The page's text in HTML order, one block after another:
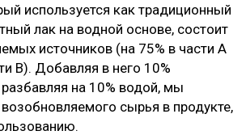
используется как традиционный
лак на водной основе, состоит
источников (на 75% в части А
B). Добавляя в него 10%
на 10% водой, мы
сырья в продукте,